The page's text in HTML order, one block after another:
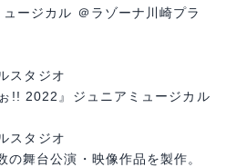
ージカル ＠ラゾーナ川崎プラ
スタジオ
!! 2022』ジュニアミュージカル
スタジオ
舞台公演・映像作品を製作。